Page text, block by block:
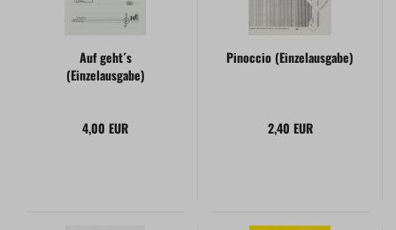
Auf geht´s
(Einzelausgabe)
4,00 EUR
Pinoccio (Einzelausgabe)
2,40 EUR